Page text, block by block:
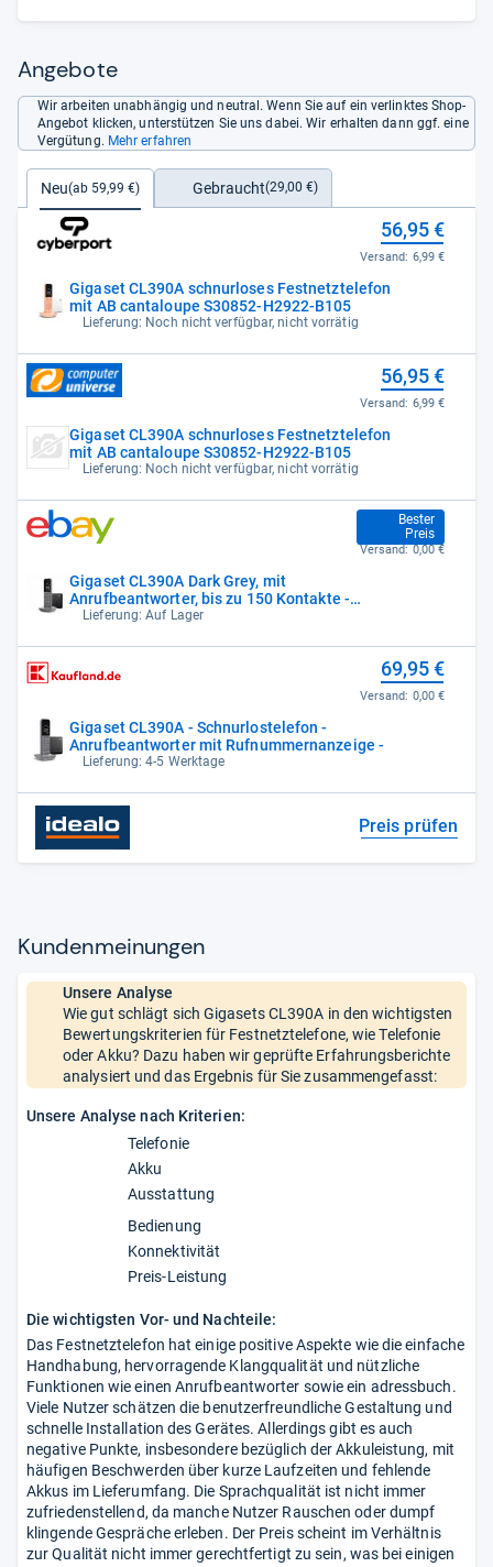
Angebote
Wir arbeiten unabhängig und neutral. Wenn Sie auf ein verlinktes Shop-
Angebot klicken, unterstützen Sie uns dabei. Wir erhalten dann ggf. eine
Vergütung. Mehr erfahren
Neu(ab 59,99 €) Gebraucht(29,00 €)
Gigaset CL390A schnurloses Festnetztelefon
mit AB cantaloupe S30852-H2922-B105
Lieferung: Noch nicht verfügbar, nicht vorrätig
56,95 €
Versand: 6,99 €
Gigaset CL390A schnurloses Festnetztelefon
mit AB cantaloupe S30852-H2922-B105
Lieferung: Noch nicht verfügbar, nicht vorrätig
56,95 €
Versand: 6,99 €
Gigaset CL390A Dark Grey, mit
Anrufbeantworter, bis zu 150 Kontakte -
BRANDNEU
Lieferung: Auf Lager
Bester
Preis
59,99 €
Versand: 0,00 €
Gigaset CL390A - Schnurlostelefon -
Anrufbeantworter mit Rufnummernanzeige -
Lieferung: 4-5 Werktage
69,95 €
Versand: 0,00 €
Preis prüfen
Kun­den­mei­nun­gen
Unsere Analyse
Wie gut schlägt sich Gigasets CL390A in den wichtigsten
Bewertungskriterien für Festnetztelefone, wie Telefonie
oder Akku? Dazu haben wir geprüfte Erfahrungsberichte
analysiert und das Ergebnis für Sie zusammengefasst:
Unsere Analyse nach Kriterien:
Telefonie
Akku
Ausstattung
Bedienung
Konnektivität
Preis-Leistung
Die wichtigsten Vor- und Nachteile:
Das Festnetztelefon hat einige positive Aspekte wie die einfache
Handhabung, hervorragende Klangqualität und nützliche
Funktionen wie einen Anrufbeantworter sowie ein adressbuch.
Viele Nutzer schätzen die benutzerfreundliche Gestaltung und
schnelle Installation des Gerätes. Allerdings gibt es auch
negative Punkte, insbesondere bezüglich der Akkuleistung, mit
häufigen Beschwerden über kurze Laufzeiten und fehlende
Akkus im Lieferumfang. Die Sprachqualität ist nicht immer
zufriedenstellend, da manche Nutzer Rauschen oder dumpf
klingende Gespräche erleben. Der Preis scheint im Verhältnis
zur Qualität nicht immer gerechtfertigt zu sein, was bei einigen